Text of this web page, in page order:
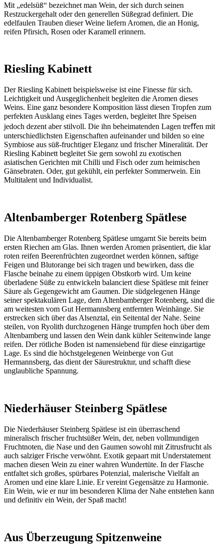
Mit „edelsüß“ bezeichnet man Wein, der sich durch seinen
Restzuckergehalt oder den generellen Süßegrad definiert. Die
edelfaulen Trauben dieser Weine liefern Aromen, die an Honig,
reifen Pfirsich, Rosen oder Karamell erinnern.
Riesling Kabinett
Der Riesling Kabinett beispielsweise ist eine Finesse für sich.
Leichtigkeit und Ausgeglichenheit begleiten die Aromen dieses
Weins. Eine ganz besondere Komposition lässt diesen Tropfen zum
perfekten Ausklang eines Tages werden, begleitet Ihre Speisen
jedoch dezent aber stilvoll. Die ihn beheimatenden Lagen treﬀen mit
unterschiedlichsten Eigenschaften aufeinander und bilden so eine
Symbiose aus süß-fruchtiger Eleganz und frischer Mineralität. Der
Riesling Kabinett begleitet Sie gern sowohl zu exotischen
asiatischen Gerichten mit Chilli und Fisch oder zum heimischen
Gänsebraten. Oder, gut gekühlt, ein perfekter Sommerwein. Ein
Multitalent und Individualist.
Altenbamberger Rotenberg Spätlese
Die Altenbamberger Rotenberg Spätlese umgarnt Sie bereits beim
ersten Riechen am Glas. Ihnen werden Aromen präsentiert, die klar
roten reifen Beerenfrüchten zugeordnet werden können, saftige
Feigen und Blutorange bei sich tragen und bewirken, dass die
Flasche beinahe zu einem üppigen Obstkorb wird. Um keine
überladene Süße zu entwickeln balanciert diese Spätlese mit feiner
Säure als Gegengewicht am Gaumen. Die südgelegenen Hänge
seiner spektakulären Lage, dem Altenbamberger Rotenberg, sind die
am weitesten vom Gut Hermannsberg entfernten Weinhänge. Sie
erstrecken sich über das Alsenztal, ein Seitental der Nahe. Seine
steilen, von Ryolith durchzogenen Hänge trumpfen hoch über dem
Altenbamberg und lassen den Wein dank kühler Seitenwinde lange
reifen. Der rötliche Boden ist namensiebend für diese einzigartige
Lage. Es sind die höchstgelegenen Weinberge von Gut
Hermannsberg, das dient der Säurestruktur, und schafft diese
unglaubliche Spannung.
Niederhäuser Steinberg Spätlese
Die Niederhäuser Steinberg Spätlese ist ein überraschend
mineralisch frischer fruchtsüßer Wein, der, neben vollmundigen
Fruchtnoten, die Nase und den Gaumen sowohl mit Zitrusfrucht als
auch salziger Frische verwöhnt. Exotik gepaart mit Understatement
machen diesen Wein zu einer wahren Wundertüte. In der Flasche
entfaltet sich großes, spürbares Potenzial, malerische Vielfalt an
Aromen und eine klare Linie. Er vereint Gegensätze zu Harmonie.
Ein Wein, wie er nur im besonderen Klima der Nahe entstehen kann
und definitiv ein Wein, der Spaß macht!
Aus Überzeugung Spitzenweine